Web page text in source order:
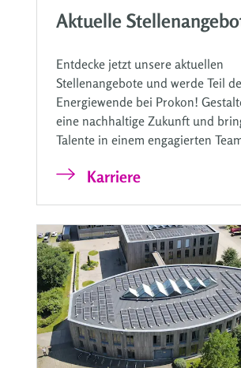
Aktuelle
Entdecke jetzt unsere aktuellen
Stellenangebote und werde Teil
Energiewende bei Prokon!
eine nachhaltige Zukunft und
Talente in einem engagierten
Karriere